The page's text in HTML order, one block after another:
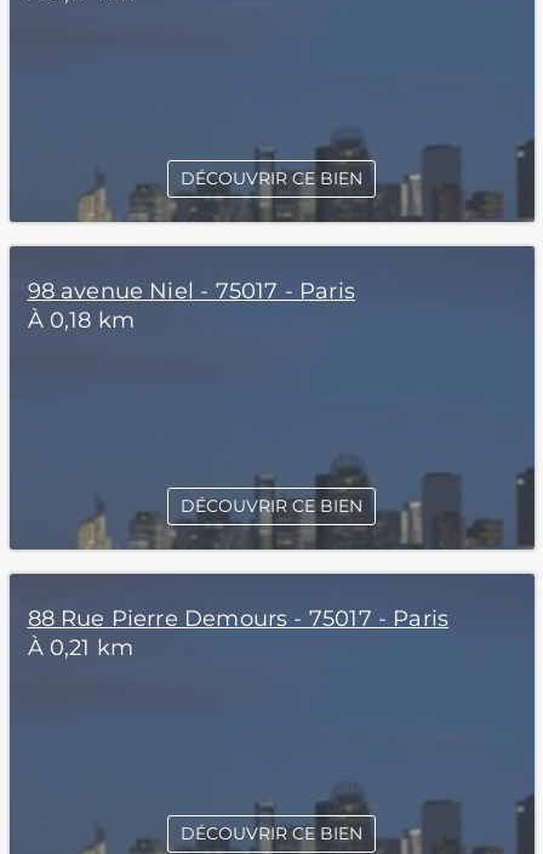
DÉCOUVRIR CE BIEN
98 avenue Niel - 75017 - Paris
À 0,18 km
DÉCOUVRIR CE BIEN
88 Rue Pierre Demours - 75017 - Paris
À 0,21 km
DÉCOUVRIR CE BIEN